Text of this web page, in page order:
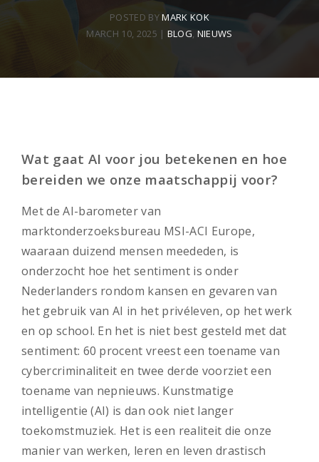
POSTED BYMARK KOK
MARCH 10, 2025 | BLOG, NIEUWS
Wat gaat AI voor jou betekenen en hoe
bereiden we onze maatschappij voor?
Met de AI-barometer van
marktonderzoeksbureau MSI-ACI Europe,
waaraan duizend mensen meededen, is
onderzocht hoe het sentiment is onder
Nederlanders rondom kansen en gevaren van
het gebruik van AI in het privéleven, op het werk
en op school. En het is niet best gesteld met dat
sentiment: 60 procent vreest een toename van
cybercriminaliteit en twee derde voorziet een
toename van nepnieuws. Kunstmatige
intelligentie (AI) is dan ook niet langer
toekomstmuziek. Het is een realiteit die onze
manier van werken, leren en leven drastisch